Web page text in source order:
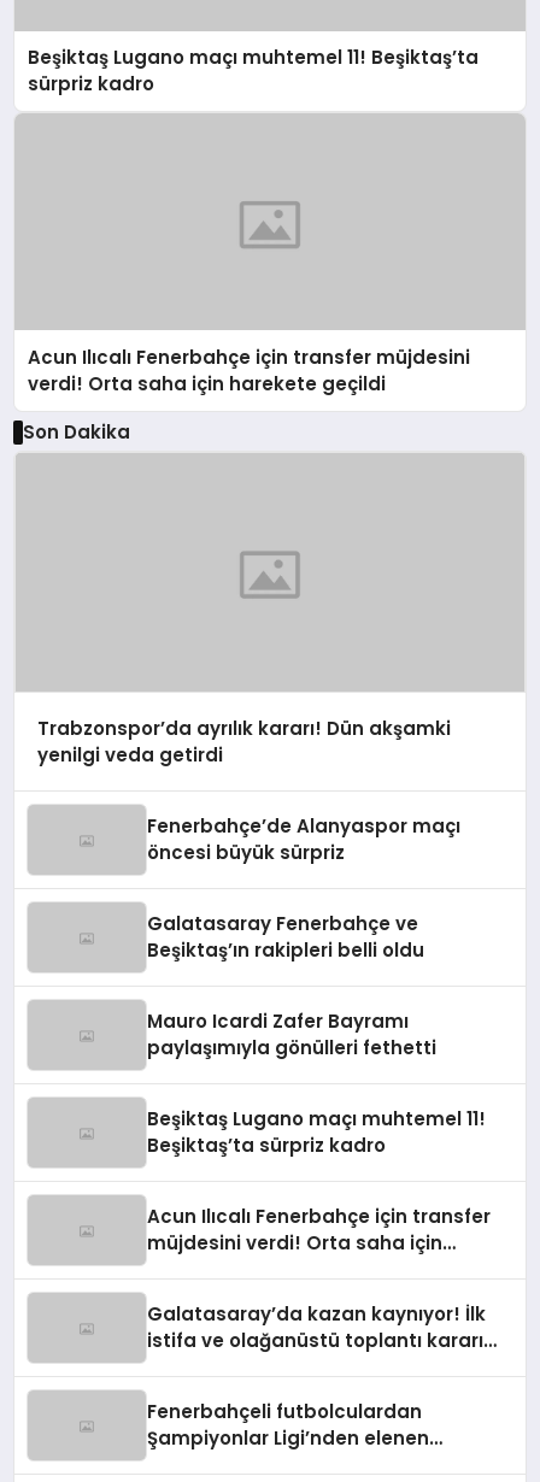
Beşiktaş Lugano maçı muhtemel 11! Beşiktaş’ta
sürpriz kadro
Acun Ilıcalı Fenerbahçe için transfer müjdesini
verdi! Orta saha için harekete geçildi
Son Dakika
Trabzonspor’da ayrılık kararı! Dün akşamki
yenilgi veda getirdi
Fenerbahçe’de Alanyaspor maçı
öncesi büyük sürpriz
Galatasaray Fenerbahçe ve
Beşiktaş’ın rakipleri belli oldu
Mauro Icardi Zafer Bayramı
paylaşımıyla gönülleri fethetti
Beşiktaş Lugano maçı muhtemel 11!
Beşiktaş’ta sürpriz kadro
Acun Ilıcalı Fenerbahçe için transfer
müjdesini verdi! Orta saha için
Galatasaray’da kazan kaynıyor! İlk
istifa ve olağanüstü toplantı kararı
Fenerbahçeli futbolculardan
Şampiyonlar Ligi’nden elenen